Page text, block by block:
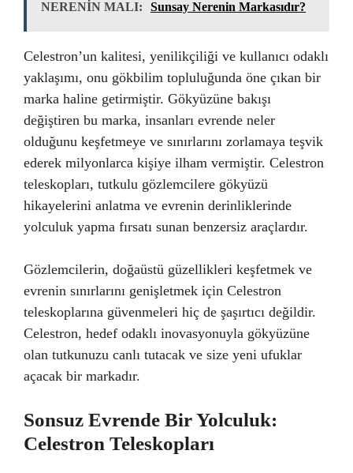
NERENİN MALI: Sunsay Nerenin Markasıdır?
Celestron’un kalitesi, yenilikçiliği ve kullanıcı odaklı
yaklaşımı, onu gökbilim topluluğunda öne çıkan bir
marka haline getirmiştir. Gökyüzüne bakışı
değiştiren bu marka, insanları evrende neler
olduğunu keşfetmeye ve sınırlarını zorlamaya teşvik
ederek milyonlarca kişiye ilham vermiştir. Celestron
teleskopları, tutkulu gözlemcilere gökyüzü
hikayelerini anlatma ve evrenin derinliklerinde
yolculuk yapma fırsatı sunan benzersiz araçlardır.
Gözlemcilerin, doğaüstü güzellikleri keşfetmek ve
evrenin sınırlarını genişletmek için Celestron
teleskoplarına güvenmeleri hiç de şaşırtıcı değildir.
Celestron, hedef odaklı inovasyonuyla gökyüzüne
olan tutkunuzu canlı tutacak ve size yeni ufuklar
açacak bir markadır.
Sonsuz Evrende Bir Yolculuk:
Celestron Teleskopları